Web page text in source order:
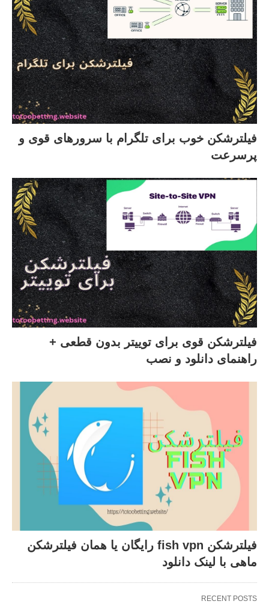
فیلترشکن خوب برای تلگرام با سرورهای قوی و
پرسرعت
فیلترشکن قوی برای توییتر بدون قطعی +
راهنمای دانلود و نصب
فیلترشکن fish vpn رایگان یا همان فیلترشکن
ماهی با لینک دانلود
RECENT POSTS